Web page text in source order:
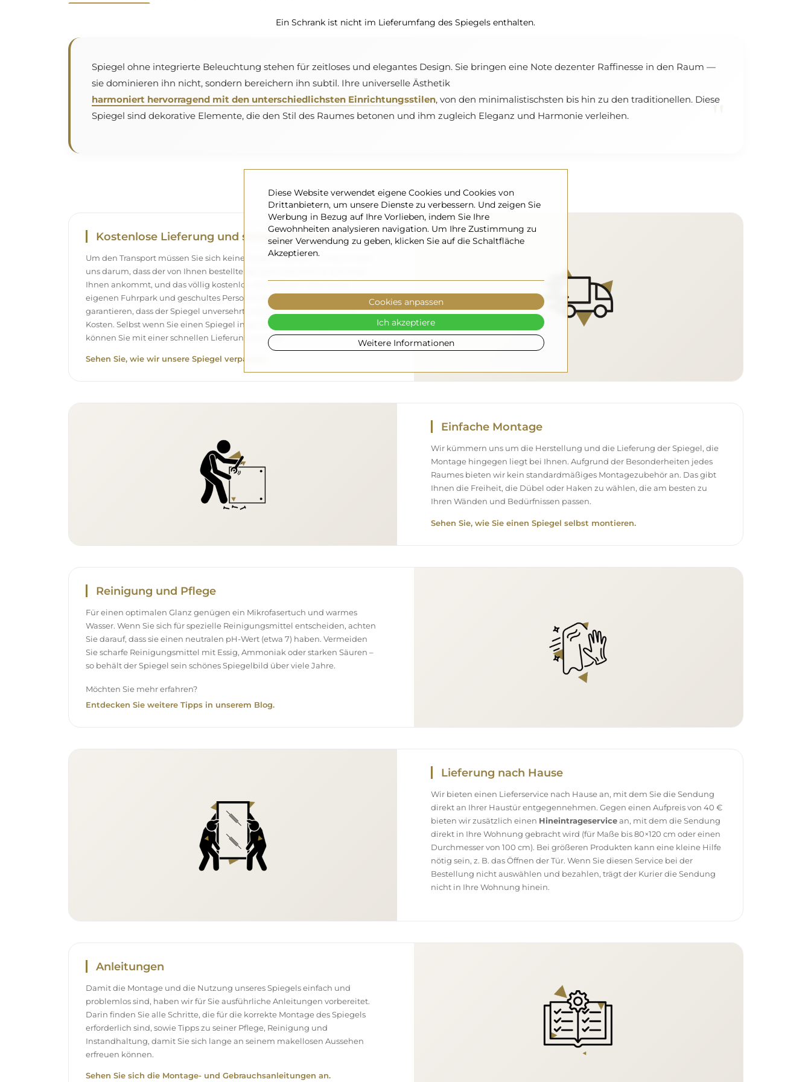
Ein Schrank ist nicht im Lieferumfang des Spiegels enthalten.
Spiegel ohne integrierte Beleuchtung stehen für zeitloses und elegantes Design. Sie bringen eine Note dezenter Raffinesse in den Raum —
sie dominieren ihn nicht, sondern bereichern ihn subtil. Ihre universelle Ästhetik
harmoniert hervorragend mit den unterschiedlichsten Einrichtungsstilen, von den minimalistischsten bis hin zu den traditionellen. Diese
Spiegel sind dekorative Elemente, die den Stil des Raumes betonen und ihm zugleich Eleganz und Harmonie verleihen.
"
Kostenlose Lieferung und sicherer Transport
Um den Transport müssen Sie sich keine Sorgen machen – wir kümmern
uns darum, dass der von Ihnen bestellte Spiegel vollkommen sicher bei
Ihnen ankommt, und das völlig kostenlos. Wir verfügen über einen
eigenen Fuhrpark und geschultes Personal, deshalb können wir
garantieren, dass der Spiegel unversehrt ankommt, ohne zusätzliche
Kosten. Selbst wenn Sie einen Spiegel in großen Abmessungen bestellen,
können Sie mit einer schnellen Lieferung rechnen.
Sehen Sie, wie wir unsere Spiegel verpacken.
Einfache Montage
Wir kümmern uns um die Herstellung und die Lieferung der Spiegel, die
Montage hingegen liegt bei Ihnen. Aufgrund der Besonderheiten jedes
Raumes bieten wir kein standardmäßiges Montagezubehör an. Das gibt
Ihnen die Freiheit, die Dübel oder Haken zu wählen, die am besten zu
Ihren Wänden und Bedürfnissen passen.
Sehen Sie, wie Sie einen Spiegel selbst montieren.
Reinigung und Pflege
Für einen optimalen Glanz genügen ein Mikrofasertuch und warmes
Wasser. Wenn Sie sich für spezielle Reinigungsmittel entscheiden, achten
Sie darauf, dass sie einen neutralen pH-Wert (etwa 7) haben. Vermeiden
Sie scharfe Reinigungsmittel mit Essig, Ammoniak oder starken Säuren –
so behält der Spiegel sein schönes Spiegelbild über viele Jahre.
Möchten Sie mehr erfahren?
Entdecken Sie weitere Tipps in unserem Blog.
Lieferung nach Hause
Wir bieten einen Lieferservice nach Hause an, mit dem Sie die Sendung
direkt an Ihrer Haustür entgegennehmen. Gegen einen Aufpreis von 40 €
bieten wir zusätzlich einen Hineintrageservicean, mit dem die Sendung
direkt in Ihre Wohnung gebracht wird (für Maße bis 80×120 cm oder einen
Durchmesser von 100 cm). Bei größeren Produkten kann eine kleine Hilfe
nötig sein, z. B. das Öffnen der Tür. Wenn Sie diesen Service bei der
Bestellung nicht auswählen und bezahlen, trägt der Kurier die Sendung
nicht in Ihre Wohnung hinein.
Anleitungen
Damit die Montage und die Nutzung unseres Spiegels einfach und
problemlos sind, haben wir für Sie ausführliche Anleitungen vorbereitet.
Darin finden Sie alle Schritte, die für die korrekte Montage des Spiegels
erforderlich sind, sowie Tipps zu seiner Pflege, Reinigung und
Instandhaltung, damit Sie sich lange an seinem makellosen Aussehen
erfreuen können.
Sehen Sie sich die Montage- und Gebrauchsanleitungen an.
Diese Website verwendet eigene Cookies und Cookies von
Drittanbietern, um unsere Dienste zu verbessern. Und zeigen Sie
Werbung in Bezug auf Ihre Vorlieben, indem Sie Ihre
Gewohnheiten analysieren navigation. Um Ihre Zustimmung zu
seiner Verwendung zu geben, klicken Sie auf die Schaltfläche
Akzeptieren.
Weitere Informationen
Cookies anpassen
Ich akzeptiere